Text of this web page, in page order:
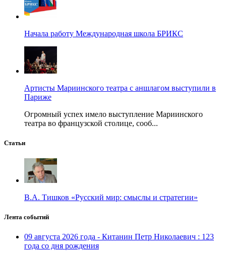
Начала работу Международная школа БРИКС
Артисты Мариинского театра с аншлагом выступили в
Париже
Огромный успех имело выступление Мариинского
театра во французской столице, сооб...
Статьи
В.А. Тишков «Русский мир: смыслы и стратегии»
Лента событий
09 августа 2026 года - Китанин Петр Николаевич : 123
года со дня рождения